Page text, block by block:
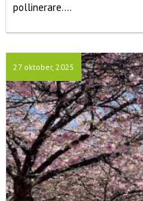
pollinerare....
27 oktober, 2025